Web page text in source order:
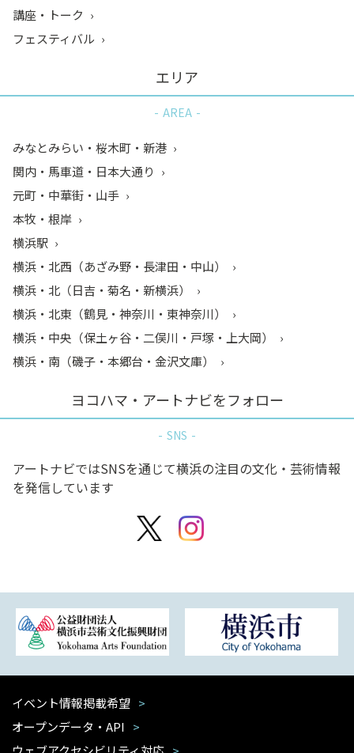
講座・トーク
フェスティバル
エリア
AREA
みなとみらい・桜木町・新港
関内・馬車道・日本大通り
元町・中華街・山手
本牧・根岸
横浜駅
横浜・北西（あざみ野・長津田・中山）
横浜・北（日吉・菊名・新横浜）
横浜・北東（鶴見・神奈川・東神奈川）
横浜・中央（保土ヶ谷・二俣川・戸塚・上大岡）
横浜・南（磯子・本郷台・金沢文庫）
ヨコハマ・アートナビをフォロー
SNS
アートナビではSNSを通じて横浜の注目の文化・芸術情報
を発信しています
イベント情報掲載希望
オープンデータ・API